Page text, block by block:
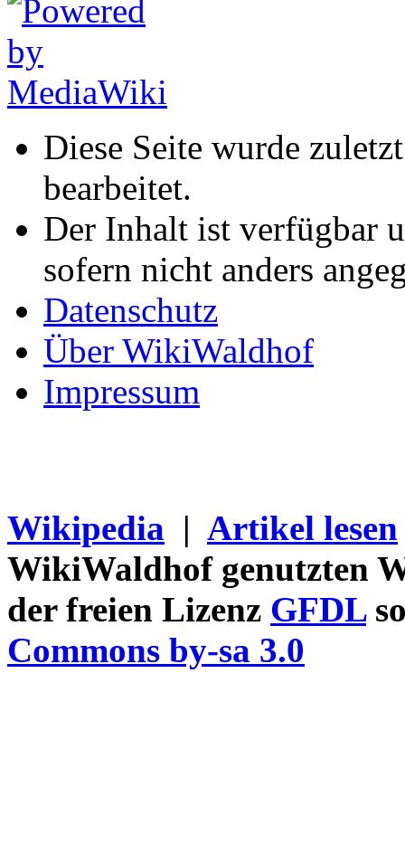
Diese Seite wurde
bearbeitet.
Der Inhalt ist verfügbar
sofern nicht anders
Datenschutz
Über WikiWaldhof
Impressum
Wikipedia | Artikel lesen
WikiWaldhof genutzten
der freien Lizenz GFDL
Commons by-sa 3.0